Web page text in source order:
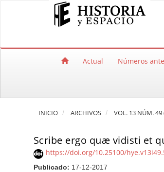
Salto rápido al contenido de la página
Navegación principal
Actual Números
INICIO ARCHIVOS VOL. 13 NÚM. 49
Scribe ergo quæ vidisti et
https://doi.org/10.25100/
Publicado: 17-12-2017